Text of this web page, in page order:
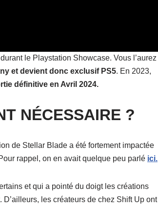
le Playstation Showcase. Vous l’aurez
et devient donc exclusif PS5. En 2023,
définitive en Avril 2024.
NÉCESSAIRE ?
de Stellar Blade a été fortement impactée
rappel, on en avait quelque peu parlé ici.
et qui a pointé du doigt les créations
les créateurs de chez Shift Up ont